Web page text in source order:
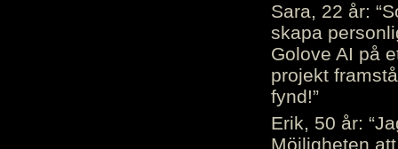
Sara, 22 år:
skapa
Golove AI på
projekt
fynd!”
Erik, 50 år:
Möjligheten